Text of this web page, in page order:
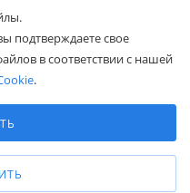
подтверждаете свое
в соответствии с нашей
.